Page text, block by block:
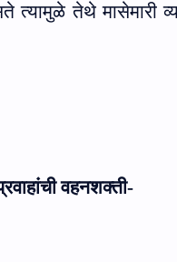
त्यामुळे तेथे मासेमारी
वहनशक्ती-